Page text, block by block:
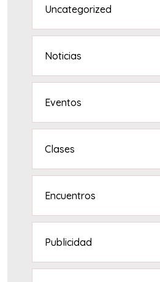
Uncategorized
Noticias
Eventos
Clases
Encuentros
Publicidad